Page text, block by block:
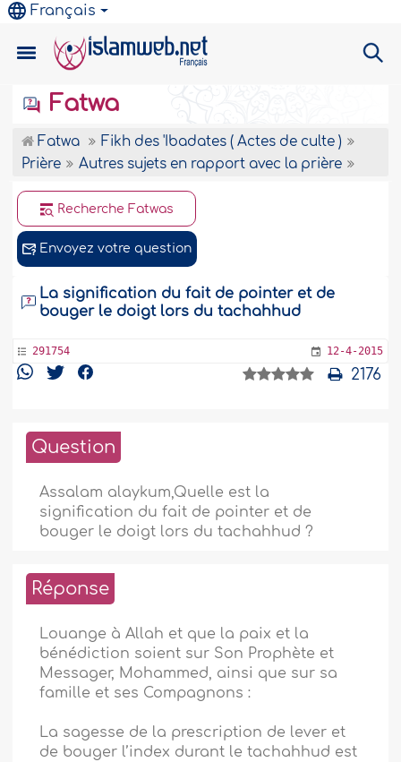
Français
Fatwa
Fatwa
Fikh des 'Ibadates ( Actes de culte )
Prière
Autres sujets en rapport avec la prière
Recherche Fatwas
Envoyez votre question
La signification du fait de pointer et de
bouger le doigt lors du tachahhud
291754 12-4-2015
2176
Question
Assalam alaykum,Quelle est la
signification du fait de pointer et de
bouger le doigt lors du tachahhud ?
Réponse
Louange à Allah et que la paix et la
bénédiction soient sur Son Prophète et
Messager, Mohammed, ainsi que sur sa
famille et ses Compagnons :
La sagesse de la prescription de lever et
de bouger l’index durant le tachahhud est